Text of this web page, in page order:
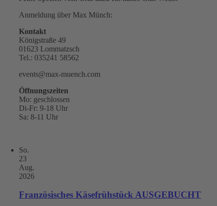
Anmeldung über Max Münch:
Kontakt
Königstraße 49
01623 Lommatzsch
Tel.: 035241 58562
events@max-muench.com
Öffnungszeiten
Mo: geschlossen
Di-Fr: 9-18 Uhr
Sa: 8-11 Uhr
So.
23
Aug.
2026
Französisches Käsefrühstück AUSGEBUCHT